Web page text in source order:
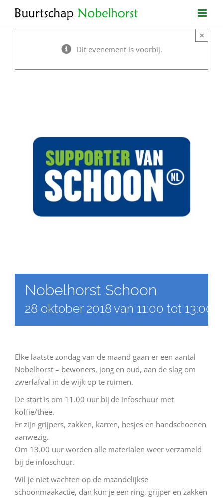
Dit evenement is voorbij.
×
Nobelhorst Schoon
28 oktober 2018 van 11:00 tot 13:00
Elke laatste zondag van de maand gaan er een aantal
Nobelhorst – bewoners, jong en oud, aan de slag om
zwerfafval in de wijk op te ruimen.
De start is om 11.00 uur bij de infoschuur met
koffie/thee.
Er zijn grijpers, zakken, karren, hesjes en handschoenen
aanwezig.
Om 13.00 uur worden alle materialen weer verzameld
bij de infoschuur.
Wil je niet wachten op de maandelijkse
schoonmaakactie, dan kun je een ring, grijper en zakken